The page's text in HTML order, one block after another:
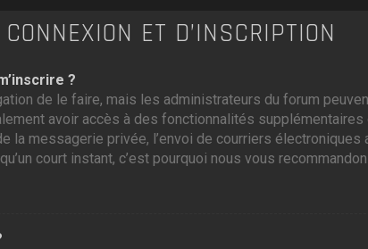
ET D’INSCRIPTION
?
de le faire, mais les administrateurs du forum
avoir accès à des fonctionnalités
la messagerie privée, l’envoi de courriers électroniques
court instant, c’est pourquoi nous vous